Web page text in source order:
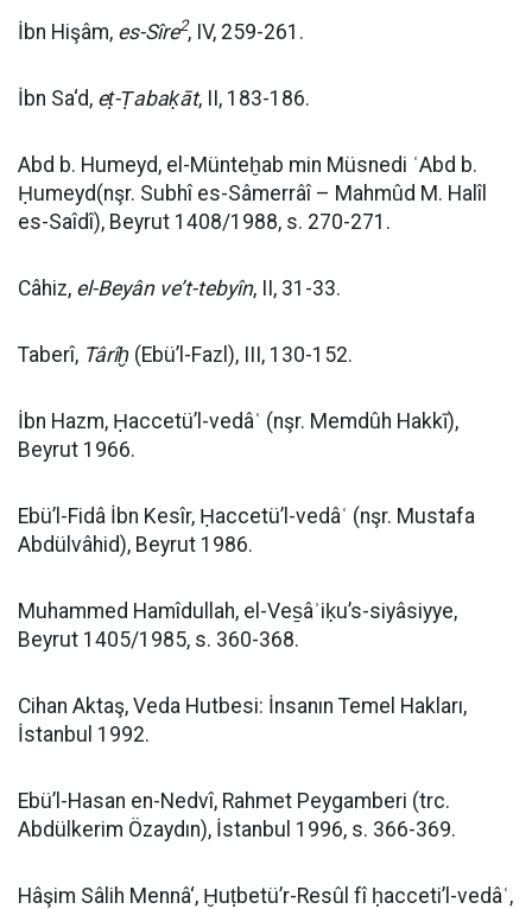
İbn Hişâm, es-Sîre2, IV, 259-261.
İbn Sa‘d, eṭ-Ṭabaḳāt, II, 183-186.
Abd b. Humeyd, el-Münteḫab min Müsnedi ʿAbd b.
Ḥumeyd(nşr. Subhî es-Sâmerrâî – Mahmûd M. Halîl
es-Saîdî), Beyrut 1408/1988, s. 270-271.
Câhiz, el-Beyân ve’t-tebyîn, II, 31-33.
Taberî, Târîḫ (Ebü’l-Fazl), III, 130-152.
İbn Hazm, Ḥaccetü’l-vedâʿ (nşr. Memdûh Hakkī),
Beyrut 1966.
Ebü’l-Fidâ İbn Kesîr, Ḥaccetü’l-vedâʿ (nşr. Mustafa
Abdülvâhid), Beyrut 1986.
Muhammed Hamîdullah, el-Ves̱âʾiḳu’s-siyâsiyye,
Beyrut 1405/1985, s. 360-368.
Cihan Aktaş, Veda Hutbesi: İnsanın Temel Hakları,
İstanbul 1992.
Ebü’l-Hasan en-Nedvî, Rahmet Peygamberi (trc.
Abdülkerim Özaydın), İstanbul 1996, s. 366-369.
Hâşim Sâlih Mennâ‘, Ḫuṭbetü’r-Resûl fî ḥacceti’l-vedâʿ,